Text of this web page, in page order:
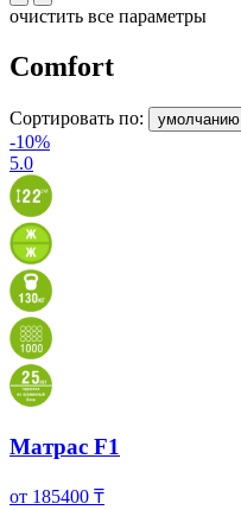
очистить все параметры
Comfort
Сортировать по: умолчанию
-10%
5.0
Матрас F1
от 185400 ₸